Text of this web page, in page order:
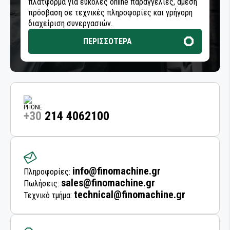
ΕΞΑΡΤΗΜΑΤΑ ΚΑΜΠΙΝΑΣ ΑΥΤΟΚΙΝΗΤΟΥ
ΜΗΧΑΝΗΜΑΤΑ ΛΙΠΑΝΣΗΣ
ΠΙΣΤΟΛΙΑ ΑΕΡΟΣ
ΑΕΡΟΕΡΓΑΛΕΙΑ ΣΥΝΕΡΓΕΙΟΥ
ΡΑΣΠΕΣ ΤΡΙΒΗΣ
ΤΡΙΒΕΙΑ
ΤΡΙΒΕΙΑ ΑΥΞΗΜΕΝΗΣ ΡΟΠΗΣ ΜΕ ΓΡΑΝΑΖΙΑ
ΜΕΤΑΔΟΣΗ ΡΕΥΜΑΤΟΣ
ΔΙΣΚΟΙ ΚΑΘΑΡΙΣΜΟΥ
πρόσβαση σε τεχνικές πληροφορίες και γρήγορη
διαχείριση συνεργασιών.
ΠΕΡΙΣΣΟΤΕΡΑ
+30 214 4062100
Πληροφορίες: info@finomachine.gr
Πωλήσεις: sales@finomachine.gr
Τεχνικό τμήμα: technical@finomachine.gr